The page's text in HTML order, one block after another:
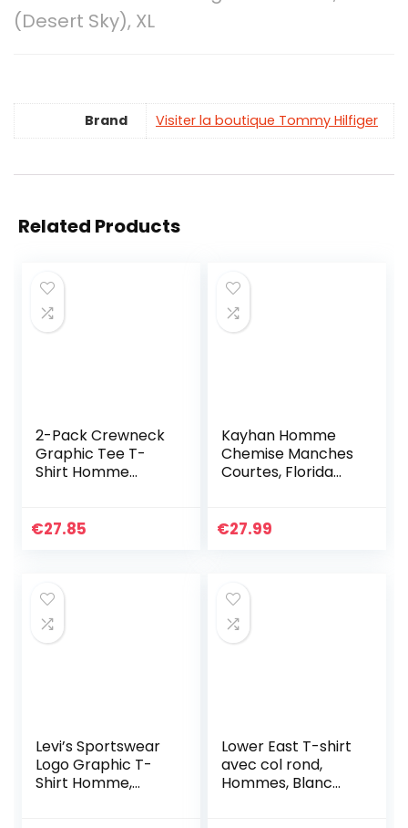
(Desert Sky), XL
Brand Visiter la boutique Tommy Hilfiger
Related Products
2-Pack Crewneck
Graphic Tee T-
Shirt Homme
(Multicouleur) XXS
€27.85
Kayhan Homme
Chemise Manches
Courtes, Florida
€27.99
Levi’s Sportswear
Logo Graphic T-
Shirt Homme,
Lower East T-shirt
avec col rond,
Hommes, Blanc